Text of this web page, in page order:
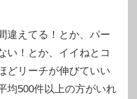
違えてる！とか、パー
い！とか、イイねとコ
どリーチが伸びていい
均500件以上の方がいれ